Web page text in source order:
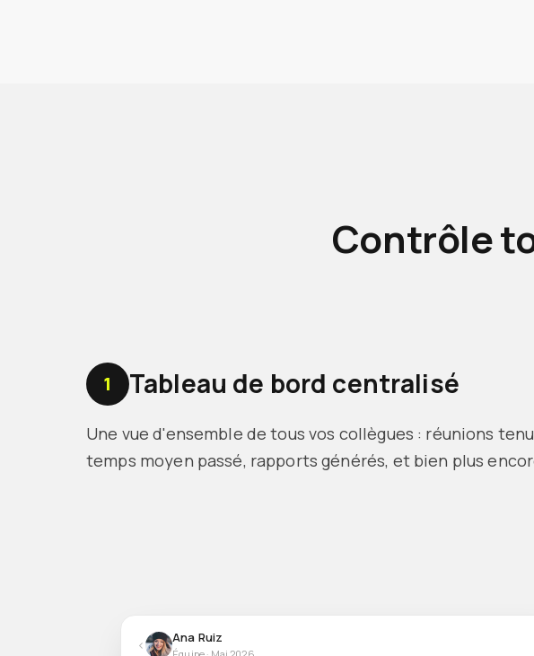
Contrôle
1 Tableau de bord centralisé
Une vue d'ensemble de tous vos collègues : réunions
temps moyen passé, rapports générés, et bien plus
‹ Ana Ruiz